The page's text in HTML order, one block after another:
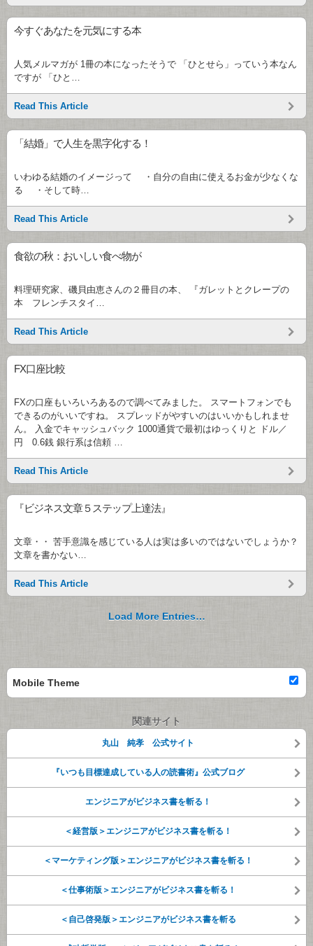
今すぐあなたを元気にする本
人気メルマガが 1冊の本になったそうで 「ひとせら」っていう本なん
ですが 「ひと…
Read This Article
「結婚」で人生を黒字化する！
いわゆる結婚のイメージって ・自分の自由に使えるお金が少なくな
る ・そして時…
Read This Article
食欲の秋：おいしい食べ物が
料理研究家、磯貝由恵さんの２冊目の本、 『ガレットとクレープの
本 フレンチスタイ…
Read This Article
FX口座比較
FXの口座もいろいろあるので調べてみました。 スマートフォンでも
できるのがいいですね。 スプレッドがやすいのはいいかもしれませ
ん。 入金でキャッシュバック 1000通貨で最初はゆっくりと ドル／
円 0.6銭 銀行系は信頼 …
Read This Article
『ビジネス文章５ステップ上達法』
文章・・ 苦手意識を感じている人は実は多いのではないでしょうか？
文章を書かない…
Read This Article
Load More Entries…
Mobile Theme
関連サイト
丸山 純孝 公式サイト
『いつも目標達成している人の読書術』公式ブログ
エンジニアがビジネス書を斬る！
＜経営版＞エンジニアがビジネス書を斬る！
＜マーケティング版＞エンジニアがビジネス書を斬る！
＜仕事術版＞エンジニアがビジネス書を斬る！
＜自己啓発版＞エンジニアがビジネス書を斬る